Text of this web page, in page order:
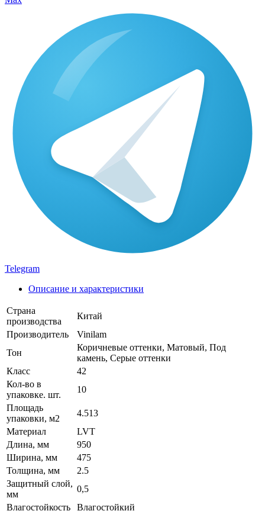
Telegram
Описание и характеристики
Страна
производства
Китай
Производитель
Vinilam
Тон
Коричневые оттенки, Матовый, Под
камень, Серые оттенки
Класс
42
Кол-во в
упаковке. шт.
10
Площадь
упаковки, м2
4.513
Материал
LVT
Длина, мм
950
Ширина, мм
475
Толщина, мм
2.5
Защитный слой,
мм
0,5
Влагостойкость
Влагостойкий